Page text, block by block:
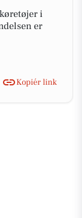
i
er
Kopiér link